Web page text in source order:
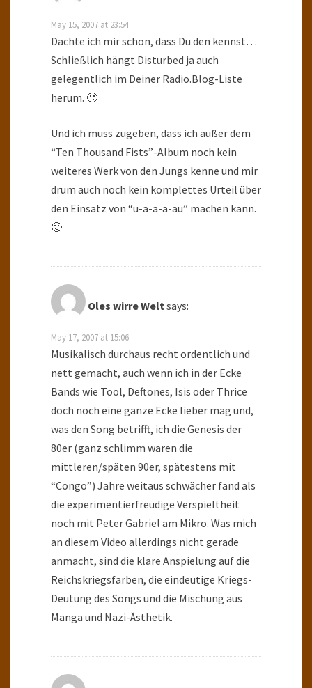
May 15, 2007 at 23:54
Dachte ich mir schon, dass Du den kennst…
Schließlich hängt Disturbed ja auch
gelegentlich im Deiner Radio.Blog-Liste
herum. 🙂
Und ich muss zugeben, dass ich außer dem
“Ten Thousand Fists”-Album noch kein
weiteres Werk von den Jungs kenne und mir
drum auch noch kein komplettes Urteil über
den Einsatz von “u-a-a-a-au” machen kann.
🙂
Oles wirre Weltsays:
May 17, 2007 at 15:06
Musikalisch durchaus recht ordentlich und
nett gemacht, auch wenn ich in der Ecke
Bands wie Tool, Deftones, Isis oder Thrice
doch noch eine ganze Ecke lieber mag und,
was den Song betrifft, ich die Genesis der
80er (ganz schlimm waren die
mittleren/späten 90er, spätestens mit
“Congo”) Jahre weitaus schwächer fand als
die experimentierfreudige Verspieltheit
noch mit Peter Gabriel am Mikro. Was mich
an diesem Video allerdings nicht gerade
anmacht, sind die klare Anspielung auf die
Reichskriegsfarben, die eindeutige Kriegs-
Deutung des Songs und die Mischung aus
Manga und Nazi-Ästhetik.